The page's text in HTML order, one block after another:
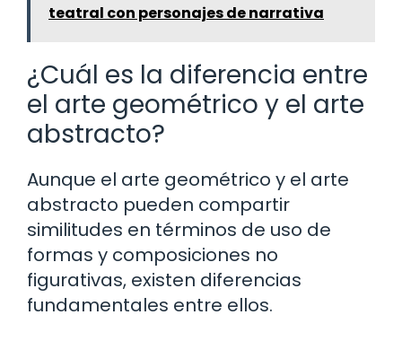
teatral con personajes de narrativa
¿Cuál es la diferencia entre
el arte geométrico y el arte
abstracto?
Aunque el arte geométrico y el arte
abstracto pueden compartir
similitudes en términos de uso de
formas y composiciones no
figurativas, existen diferencias
fundamentales entre ellos.